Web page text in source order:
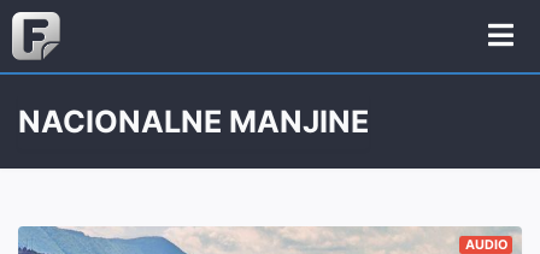
NACIONALNE MANJINE
AUDIO